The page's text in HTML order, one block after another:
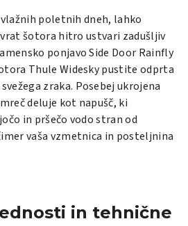
poletnih dneh, lahko
šotora hitro ustvari zadušljiv
ponjavo Side Door Rainfly
Thule Widesky pustite odprta
zraka. Posebej ukrojena
deluje kot napušč, ki
in pršečo vodo stran od
vaša vzmetnica in posteljnina
in tehnične